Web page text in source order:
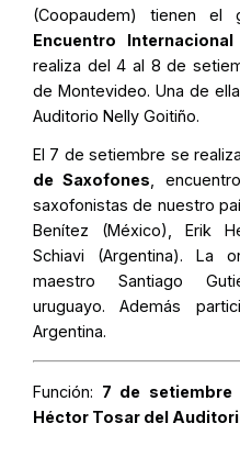
(Coopaudem) tienen el
Encuentro
realiza del 4 al 8 de
de Montevideo. Una de
Auditorio Nelly Goitiño.
El 7 de setiembre se
de Saxofones ,
saxofonistas de nuestro
Benítez (México), Erik
Schiavi (Argentina). La
maestro Santiago
uruguayo. Además
Argentina.
Función: 7 de setiembre
Héctor Tosar del